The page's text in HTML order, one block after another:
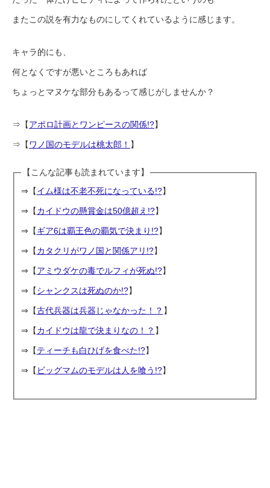
またこの説を有力なものにしてくれているように感じます。
キャラ的にも、
何となくですが悪いところもあれば
ちょっとマヌケな部分もあるって感じがしませんか？
⇒【アポロ計画とワンピースの関係!?】
⇒【ワノ国のモデルは桃太郎！ 】
【こんな記事も読まれています】
⇒【イム様は不老不死になっている!?】
⇒【カイドウの懸賞金は50億超え!?】
⇒【ギア6は覇王色の覇気で決まり!?】
⇒【カタクリがワノ国と関係アリ!?】
⇒【アミウダケの毒でルフィが死ぬ!?】
⇒【シャンクスは死ぬのか!?】
⇒【古代兵器は兵器じゃなかった！？ 】
⇒【カイドウは龍で決まりなの！？ 】
⇒【ティーチも白ひげを食べた!?】
⇒【 ビッグマムのモデルは人を喰う!?】